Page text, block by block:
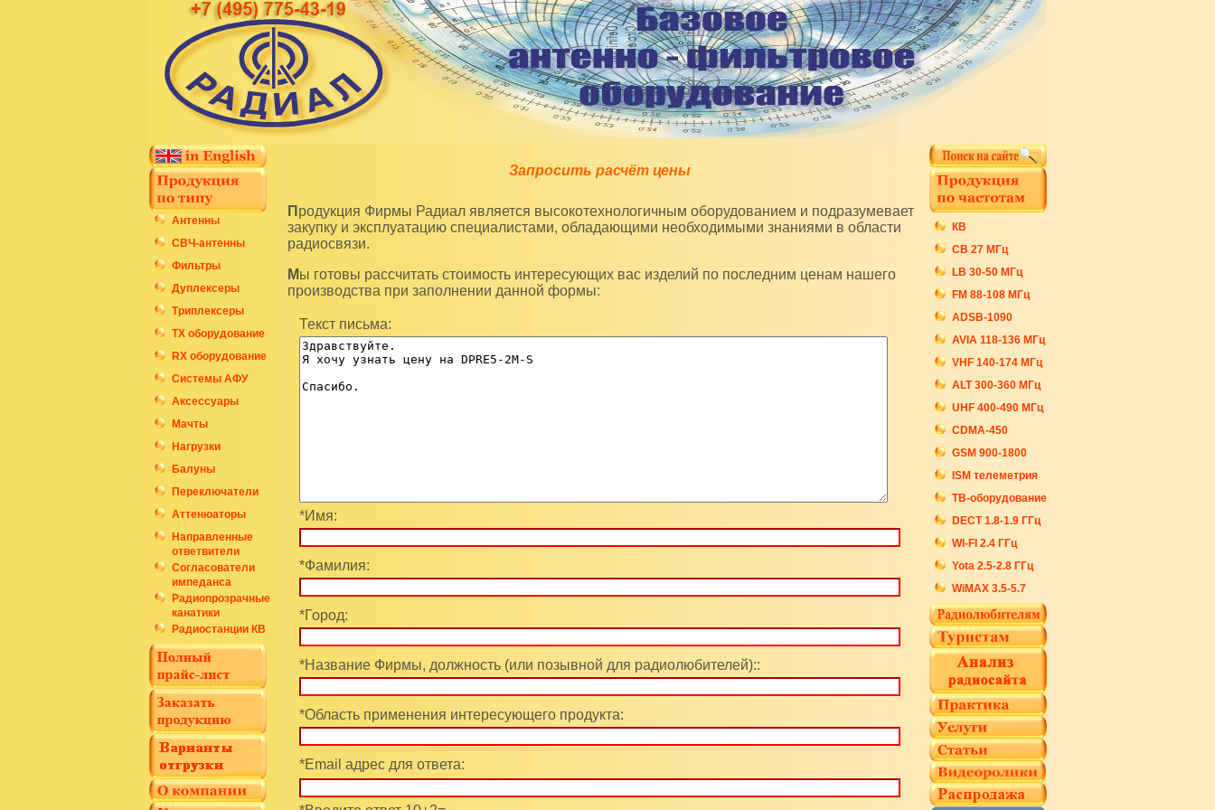
Антенны
СВЧ-антенны
Фильтры
Дуплексеры
Триплексеры
ТХ оборудование
RX оборудование
Системы АФУ
Аксессуары
Мачты
Нагрузки
Балуны
Переключатели
Аттенюаторы
Направленные
ответвители
Согласователи
импеданса
Радиопрозрачные
канатики
Радиостанции КВ
Запросить расчёт цены
Продукция Фирмы Радиал является высокотехнологичным оборудованием и подразумевает
закупку и эксплуатацию специалистами, обладающими необходимыми знаниями в области
радиосвязи.
Мы готовы рассчитать стоимость интересующих вас изделий по последним ценам нашего
производства при заполнении данной формы:
Текст письма:
*Имя:
*Фамилия:
*Город:
*Название Фирмы, должность (или позывной для радиолюбителей)::
*Область применения интересующего продукта:
*Email адрес для ответа:
КВ
СB 27 МГц
LB 30-50 МГц
FM 88-108 МГц
ADSB-1090
AVIA 118-136 МГц
VHF 140-174 МГц
ALT 300-360 МГц
UHF 400-490 МГц
CDMA-450
GSM 900-1800
ISM телеметрия
ТВ-оборудование
DECT 1.8-1.9 ГГц
WI-FI 2.4 ГГц
Yota 2.5-2.8 ГГц
WiMAX 3.5-5.7